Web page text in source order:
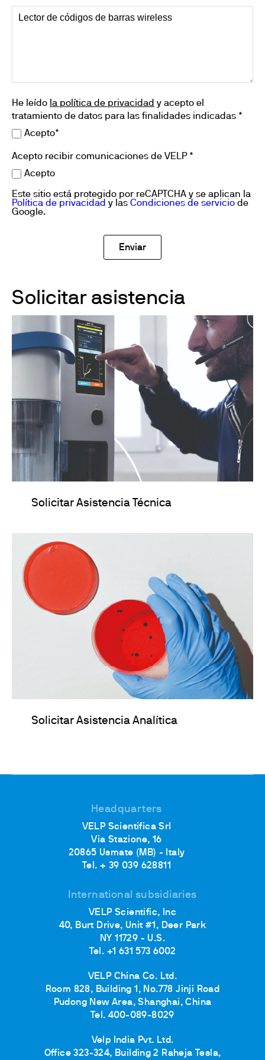
He leído la política de privacidad y acepto el
tratamiento de datos para las finalidades indicadas *
Acepto*
Acepto recibir comunicaciones de VELP *
Acepto
Este sitio está protegido por reCAPTCHA y se aplican la
Política de privacidad y las Condiciones de servicio de
Google.
Solicitar asistencia
Solicitar Asistencia Técnica
Solicitar Asistencia Analítica
Headquarters
VELP Scientifica Srl
Via Stazione, 16
20865 Usmate (MB) - Italy
Tel. + 39 039 628811
International subsidiaries
VELP Scientific, Inc
40, Burt Drive, Unit #1, Deer Park
NY 11729 - U.S.
Tel. +1 631 573 6002
VELP China Co. Ltd.
Room 828, Building 1, No.778 Jinji Road
Pudong New Area, Shanghai, China
Tel. 400-089-8029
Velp India Pvt. Ltd.
Office 323-324, Building 2 Raheja Tesla,